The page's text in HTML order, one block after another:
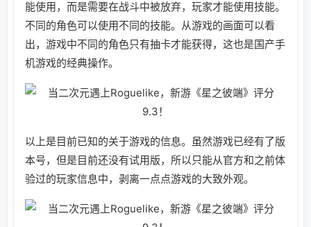
能使用，而是需要在战斗中被放弃，玩家才能使用技能。
不同的角色可以使用不同的技能。从游戏的画面可以看
出，游戏中不同的角色只有抽卡才能获得，这也是国产手
机游戏的经典操作。
以上是目前已知的关于游戏的信息。虽然游戏已经有了版
本号，但是目前还没有试用版，所以只能从官方和之前体
验过的玩家信息中，剥离一点点游戏的大致外观。